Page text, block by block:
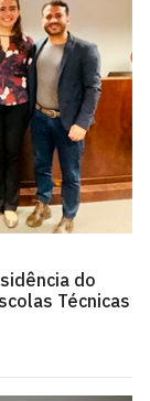
do
Técnicas